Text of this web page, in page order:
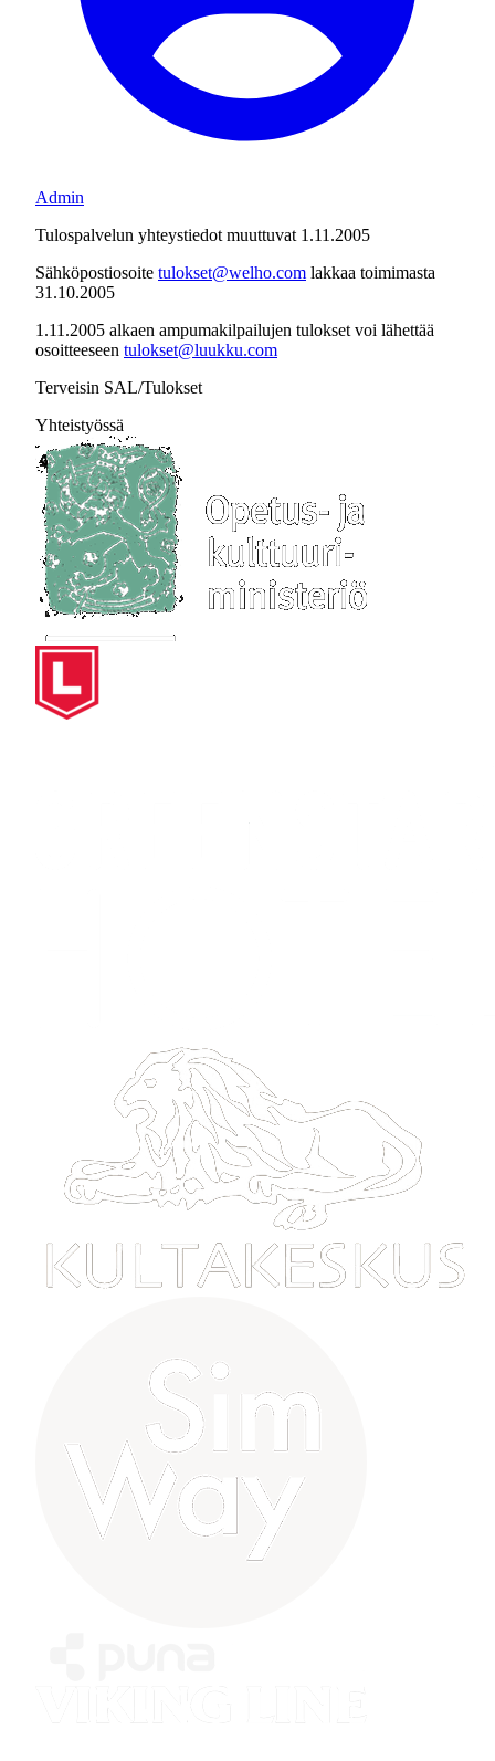
Admin
Tulospalvelun yhteystiedot muuttuvat 1.11.2005
Sähköpostiosoite tulokset@welho.com lakkaa toimimasta
31.10.2005
1.11.2005 alkaen ampumakilpailujen tulokset voi lähettää
osoitteeseen tulokset@luukku.com
Terveisin SAL/Tulokset
Yhteistyössä